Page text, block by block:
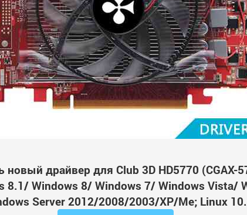
новый драйвер для Club 3D HD5770 (CGAX-
Windows 8/ Windows 7/ Windows Vista/
Server 2012/2008/2003/XP/Me; Linux